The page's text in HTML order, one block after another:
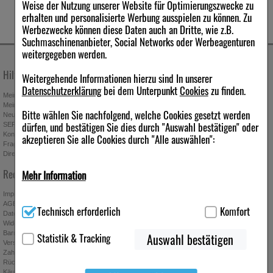
Weise der Nutzung unserer Website für Optimierungszwecke zu
erhalten und personalisierte Werbung ausspielen zu können. Zu
Werbezwecke können diese Daten auch an Dritte, wie z.B.
Suchmaschinenanbieter, Social Networks oder Werbeagenturen
weitergegeben werden.
Weitergehende Informationen hierzu sind In unserer
Datenschutzerklärungbei dem UnterpunktCookieszu finden.
Bitte wählen Sie nachfolgend, welche Cookies gesetzt werden
dürfen, und bestätigen Sie dies durch "Auswahl bestätigen" oder
akzeptieren Sie alle Cookies durch "Alle auswählen":
Mehr Information
für die Grundfunktionen unserer Website notwendig sind (z.B.
verzichtet werden kann.
Technisch erforderlich
Komfort
Statistik & Tracking
Auswahl bestätigen
Warengruppe
Haut-, Körperpflege
Hilfe & Kontakt
Mein Kundenkonto
Mein Merkzettel
Neuregistrierung
SEPA-Empfängerüberprüfung
Kontakt
Fragen & Antworten
Direktbestellung
Unternehmen
Stellenangebote
Affiliate-Programm
Download-Archiv
Bonus-Programm
Freundschaftswerbung
Rechtliches
Impressum
AGB
Datenschutz
Widerrufsbelehrung
Barrierefreiheitserklärung
Versand
Zahlung
Rücknahmebedingungen
Ich möchte zukünftig über Trends,